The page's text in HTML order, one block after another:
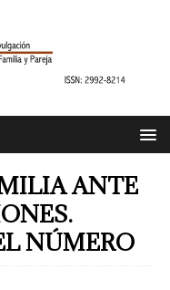
ANTE
NÚMERO